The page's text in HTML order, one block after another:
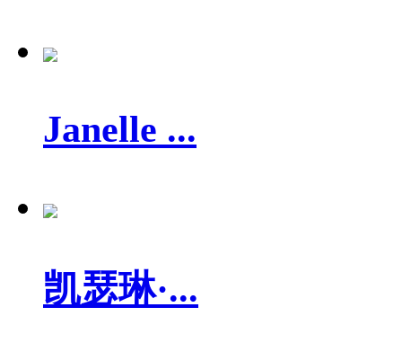
Janelle ...
凯瑟琳·...